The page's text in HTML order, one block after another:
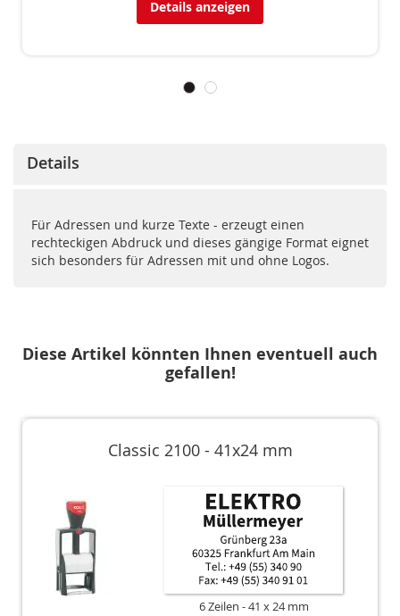
Details anzeigen
Details
Für Adressen und kurze Texte - erzeugt einen
rechteckigen Abdruck und dieses gängige Format eignet
sich besonders für Adressen mit und ohne Logos.
Diese Artikel könnten Ihnen eventuell auch
gefallen!
Classic 2100 - 41x24 mm
6 Zeilen 41 x 24 mm